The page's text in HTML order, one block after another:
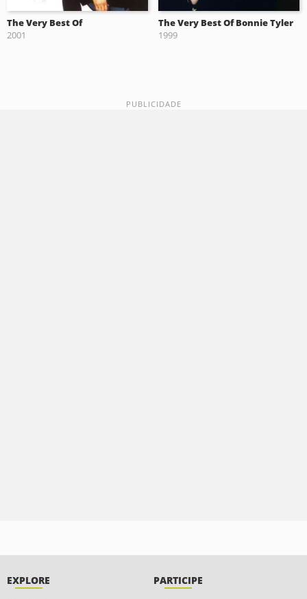
The Very Best Of
2001
The Very Best Of Bonnie Tyler
1999
EXPLORE PARTICIPE